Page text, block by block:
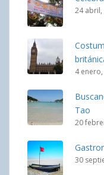
24 abril,
4
Tao
20
30